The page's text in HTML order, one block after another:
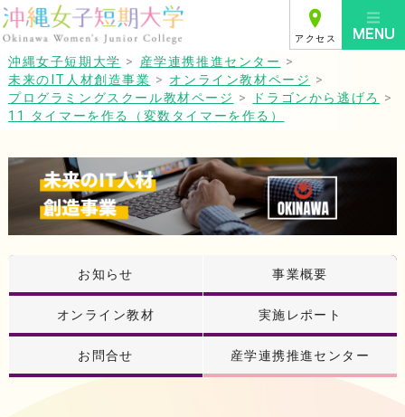
アクセス
沖縄女子短期大学 > 産学連携推進センター >
未来のIT人材創造事業 > オンライン教材ページ >
プログラミングスクール教材ページ > ドラゴンから逃げろ >
11 タイマーを作る（変数タイマーを作る）
お知らせ 事業概要
オンライン教材 実施レポート
お問合せ 産学連携推進センター